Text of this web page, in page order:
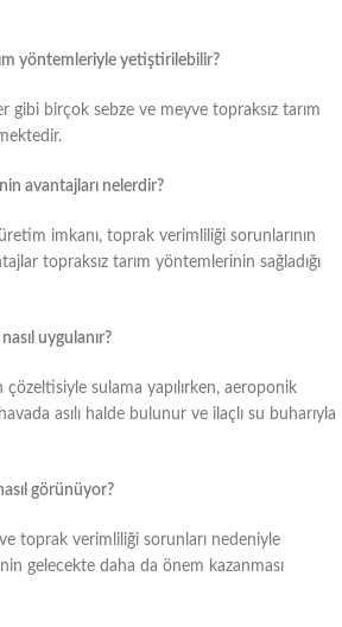
yöntemleriyle yetiştirilebilir?
gibi birçok sebze ve meyve topraksız tarım
avantajları nelerdir?
imkanı, toprak verimliliği sorunlarının
topraksız tarım yöntemlerinin sağladığı
uygulanır?
sulama yapılırken, aeroponik
asılı halde bulunur ve ilaçlı su buharıyla
görünüyor?
ve toprak verimliliği sorunları nedeniyle
gelecekte daha da önem kazanması